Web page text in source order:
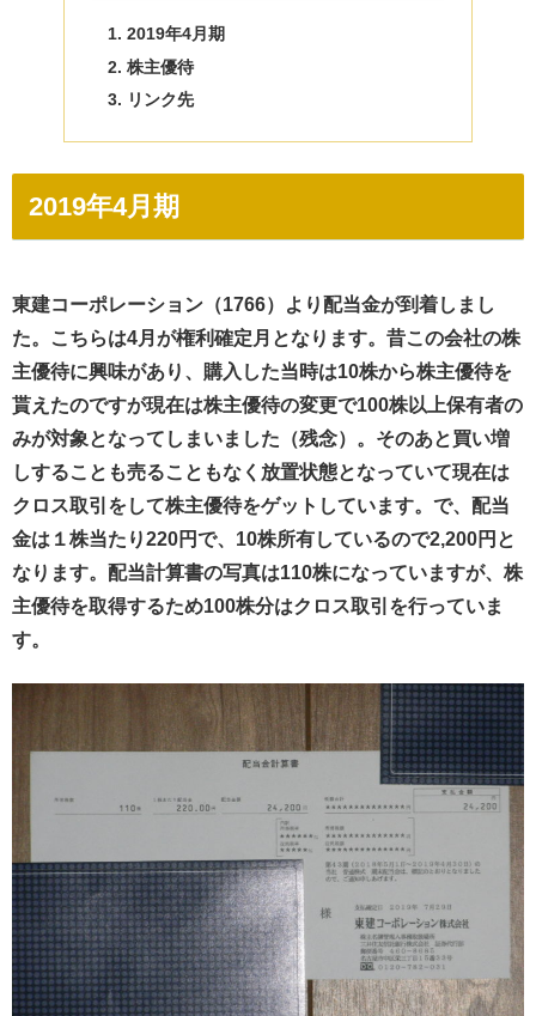
2019年4月期
株主優待
リンク先
2019年4月期
東建コーポレーション（1766）より配当金が到着しまし
た。こちらは4月が権利確定月となります。昔この会社の株
主優待に興味があり、購入した当時は10株から株主優待を
貰えたのですが現在は株主優待の変更で100株以上保有者の
みが対象となってしまいました（残念）。そのあと買い増
しすることも売ることもなく放置状態となっていて現在は
クロス取引をして株主優待をゲットしています。で、配当
金は１株当たり220円で、10株所有しているので2,200円と
なります。配当計算書の写真は110株になっていますが、株
主優待を取得するため100株分はクロス取引を行っていま
す。